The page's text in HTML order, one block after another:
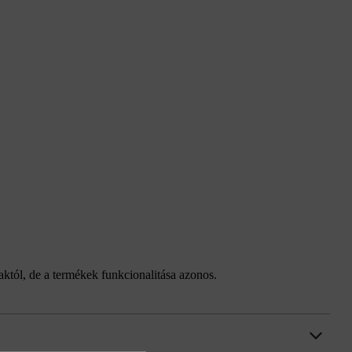
de a termékek funkcionalitása azonos.